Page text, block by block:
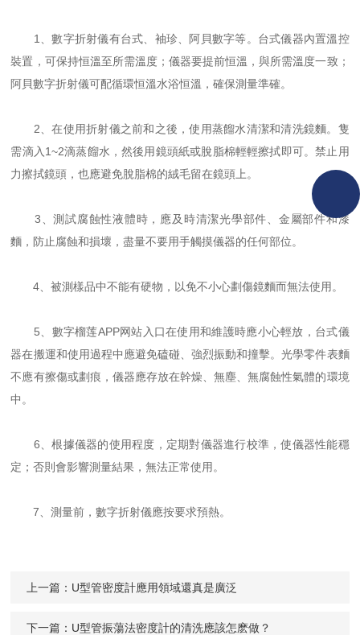
1、數字折射儀有台式、袖珍、阿貝數字等。台式儀器內置溫控
裝置，可保持恒溫至所需溫度；儀器要提前恒溫，與所需溫度一致；
阿貝數字折射儀可配循環恒溫水浴恒溫，確保測量準確。
2、在使用折射儀之前和之後，使用蒸餾水清潔和清洗鏡麵。隻
需滴入1~2滴蒸餾水，然後用鏡頭紙或脫脂棉輕輕擦拭即可。禁止用
力擦拭鏡頭，也應避免脫脂棉的絨毛留在鏡頭上。
3、測試腐蝕性液體時，應及時清潔光學部件、金屬部件和漆
麵，防止腐蝕和損壞，盡量不要用手觸摸儀器的任何部位。
4、被測樣品中不能有硬物，以免不小心劃傷鏡麵而無法使用。
5、數字榴莲APP网站入口在使用和維護時應小心輕放，台式儀
器在搬運和使用過程中應避免磕碰、強烈振動和撞擊。光學零件表麵
不應有擦傷或劃痕，儀器應存放在幹燥、無塵、無腐蝕性氣體的環境
中。
6、根據儀器的使用程度，定期對儀器進行校準，使儀器性能穩
定；否則會影響測量結果，無法正常使用。
7、測量前，數字折射儀應按要求預熱。
上一篇： U型管密度計應用領域還真是廣泛
下一篇： U型管振蕩法密度計的清洗應該怎麽做？